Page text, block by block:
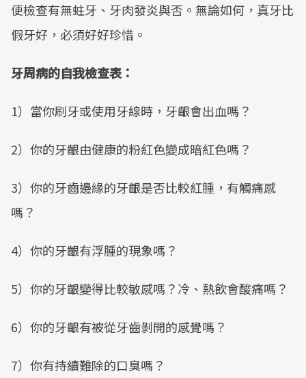
便檢查有無蛀牙、牙肉發炎與否。無論如何，真牙比
假牙好，必須好好珍惜。
牙周病的自我檢查表：
1）當你刷牙或使用牙線時，牙齦會出血嗎？
2）你的牙齦由健康的粉紅色變成暗紅色嗎？
3）你的牙齒邊緣的牙齦是否比較紅腫，有觸痛感
嗎？
4）你的牙齦有浮腫的現象嗎？
5）你的牙齦變得比較敏感嗎？冷、熱飲會酸痛嗎？
6）你的牙齦有被從牙齒剝開的感覺嗎？
7）你有持續難除的口臭嗎？